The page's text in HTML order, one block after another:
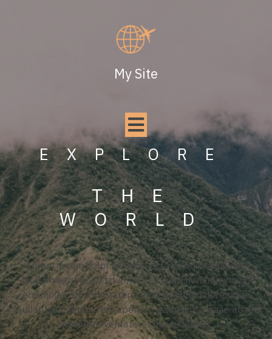
My Site
EXPLORE
THE
WORLD
Lorem ipsum dolor sit amet ectetur adipiscing elit.
Nullam eget dolor sit amet sed diam nonummy nibh
euismodor sit voluptatem accusantium doloremque
laudantium, totam rem aperiam, eaque ipsa quae ab illo
inventore veritatis et quasi beatae.